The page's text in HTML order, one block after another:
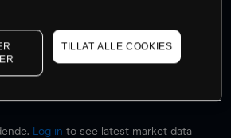
Søk om konto
Log in to see latest market data
TILLAT ALLE COOKIES